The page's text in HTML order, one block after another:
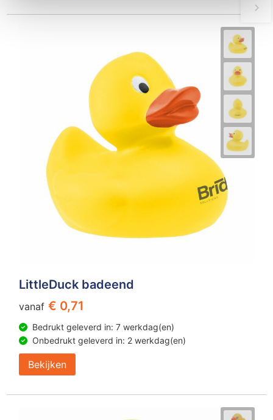
LittleDuck badeend
vanaf € 0,71
Bedrukt geleverd in: 7 werkdag(en)
Onbedrukt geleverd in: 2 werkdag(en)
Bekijken